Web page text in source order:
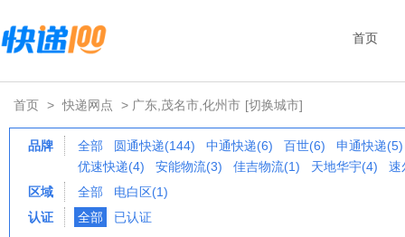
首页
首页 > 快递网点 > 广东,茂名市,化州市 [切换城市]
品牌 全部 圆通快递(144) 中通快递(6) 百世(6)
申通快递(5)
优速快递(4)
安能物流(3) 佳吉物流(1) 天地华宇(4)
速
区域
全部
电白区(1)
认证
全部 已认证